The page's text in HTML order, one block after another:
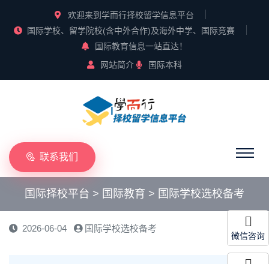
欢迎来到学而行择校留学信息平台
国际学校、留学院校(含中外合作)及海外中学、国际竞赛
国际教育信息一站直达！
网站简介
国际本科
联系我们
国际择校平台 > 国际教育 > 国际学校选校备考
2026-06-04 国际学校选校备考
微信咨询